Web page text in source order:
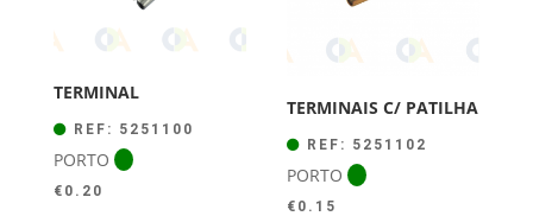
TERMINAL
REF: 5251100
PORTO
€ 0.20
TERMINAIS C/ PATILHA
REF: 5251102
PORTO
€ 0.15